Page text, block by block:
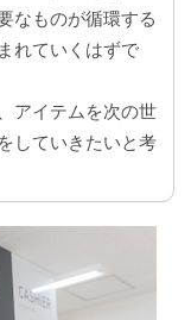
なものが循環する
れていくはずで
アイテムを次の世
していきたいと考